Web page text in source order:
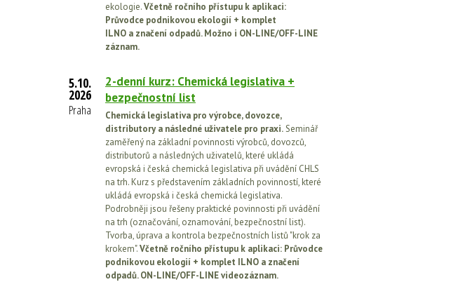
ekologie.Včetně ročního přístupu k aplikaci:
Průvodce podnikovou ekologií + komplet
ILNO a značení odpadů. Možno i ON-LINE/OFF-LINE
záznam.
5.10.
2026
Praha
2-denní kurz: Chemická legislativa +
bezpečnostní list
Chemická legislativa pro výrobce, dovozce,
distributory a následné uživatele pro praxi.Seminář
zaměřený na základní povinnosti výrobců, dovozců,
distributorů a následných uživatelů, které ukládá
evropská i česká chemická legislativa při uvádění CHLS
na trh. Kurz s představením základních povinností, které
ukládá evropská i česká chemická legislativa.
Podrobněji jsou řešeny praktické povinnosti při uvádění
na trh (označování, oznamování, bezpečnostní list).
Tvorba, úprava a kontrola bezpečnostních listů "krok za
krokem".Včetně ročního přístupu k aplikaci: Průvodce
podnikovou ekologií + komplet ILNO a značení
odpadů. ON-LINE/OFF-LINE videozáznam.